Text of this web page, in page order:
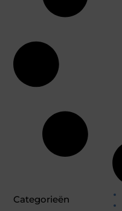
Categorieën